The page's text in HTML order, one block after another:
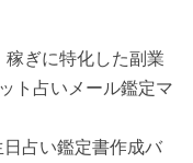
ぎに特化した副業
ト占いメール鑑定マ
占い鑑定書作成バ